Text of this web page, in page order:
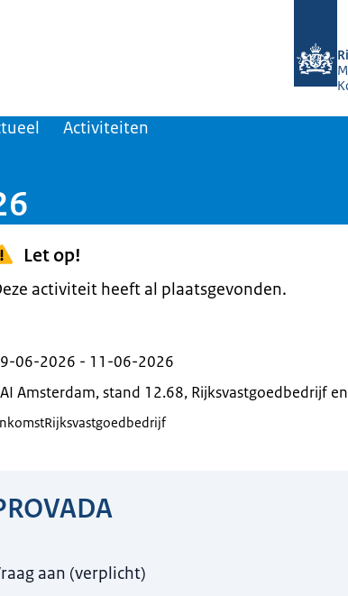
Activiteiten
Let op!
activiteit heeft al plaatsgevonden.
06-2026 - 11-06-2026
Amsterdam, stand 12.68, Rijksvastgoedbedrijf
Rijksvastgoedbedrijf
aan (verplicht)
niets invullen a.u.b.